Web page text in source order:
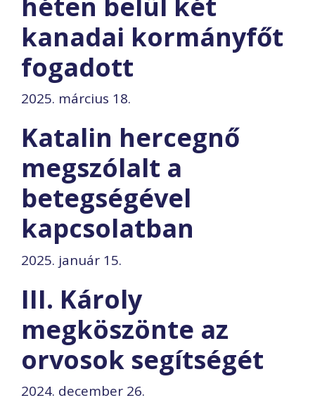
kanadai kormányfőt
fogadott
2025. március 18.
Katalin hercegnő
megszólalt a
betegségével
kapcsolatban
2025. január 15.
III. Károly
megköszönte az
orvosok segítségét
2024. december 26.